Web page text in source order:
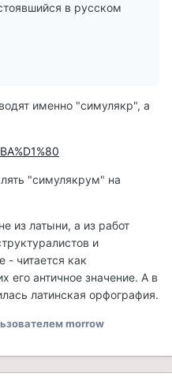
в русском
именно "симулякр", а
"симулякрум" на
из латыни, а из работ
и
- читается как
античное значение. А в
латинская орфография.
morrow